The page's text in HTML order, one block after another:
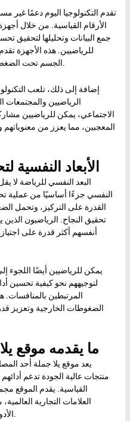
تقدم التكنولوجيا اليوم دعمًا
الأرقام القياسية. من خلال
جمع البيانات وتحليلها لتحقيق
للرياضيين. هذه الأجهزة
الجسم تحت الضغط وكيفية تحسين الأداء البدني والعقلي.
إضافة إلى ذلك، تلعب
الرياضيين
الاجتماعي، يمكن للرياضيين
المعجبين، مما يعزز من
الأبعاد النفسية
البعد النفسي للرياضة لا
النفسي جزءًا أساسيًا من عملية
القدرة على التركيز، وتحمل
تحقيق النجاح. الرياضيون
أنفسهم أكثر قدرة على
يمكن للرياضيين أيضًا
لتوجيههم نحو كيفية تحسين
المرتبطين
الضغوطات الخارجية وتعزيز
ما يقدمه موقع
يعد موقع يلا جملة أحد
منتجات عالية الجودة تدعم
القياسية. يقدم الموقع
العلامات التجارية
الأدوات والمعدات الرياضية التي يحتاجونها.